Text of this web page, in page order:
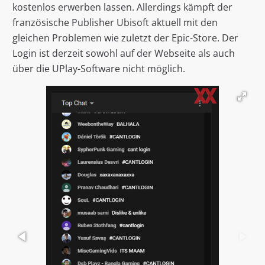
kostenlos erwerben lassen. Allerdings kämpft der
französische Publisher Ubisoft aktuell mit den
gleichen Problemen wie zuletzt der Epic-Store. Der
Login ist derzeit sowohl auf der Webseite als auch
über die UPlay-Software nicht möglich.